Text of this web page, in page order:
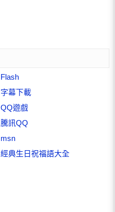
Flash
字幕下載
QQ遊戲
騰訊QQ
msn
經典生日祝福語大全